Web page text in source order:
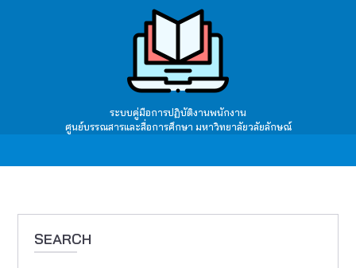
ระบบคู่มือการปฏิบัติงานพนักงาน
ศูนย์บรรณสารและสื่อการศึกษา มหาวิทยาลัยวลัยลักษณ์
SEARCH